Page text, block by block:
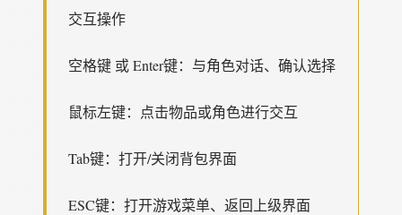
交互操作
空格键 或 Enter键：与角色对话、确认选择
鼠标左键：点击物品或角色进行交互
Tab键：打开/关闭背包界面
ESC键：打开游戏菜单、返回上级界面